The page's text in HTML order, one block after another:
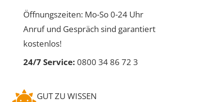
Öffnungszeiten: Mo-So 0-24 Uhr
Anruf und Gespräch sind garantiert
kostenlos!
24/7 Service: 0800 34 86 72 3
GUT ZU WISSEN